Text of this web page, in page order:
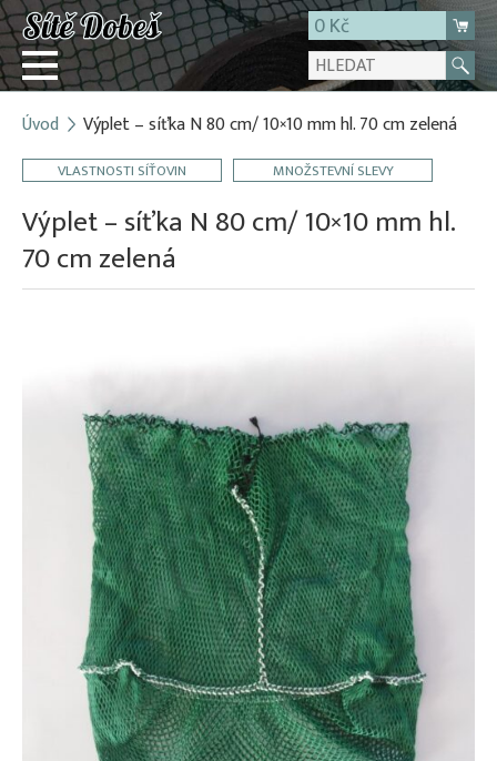
0 Kč
Přihlásit
Registrace
E-shop
O firmě
Kontakt
Úvod Výplet – síťka N 80 cm/ 10×10 mm hl. 70 cm zelená
VLASTNOSTI SÍŤOVIN MNOŽSTEVNÍ SLEVY
Výplet – síťka N 80 cm/ 10×10 mm hl.
70 cm zelená